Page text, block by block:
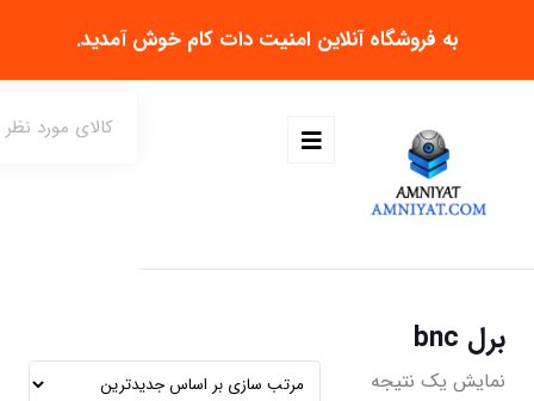
به فروشگاه آنلاین امنیت دات کام خوش آمدید.
برل bnc
نمایش یک نتیجه